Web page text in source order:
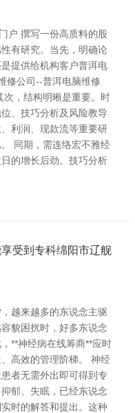
户 撰写一份高质料的股
有研究。当先，明确论
提供给机构客户普洱电
修公司--普洱电脑维修
次，结构明晰是重要。时
、技巧分析及风险教导
利润、现款流等重要研
同期，需连络宏不雅经
的增长后劲。技巧分析
受到专科绵阳市辽舰
越来越多的东说念主驱
貌困扰时，好多东说念
**神经病在线筹商**应时
高效的管理阶梯。 神经
者无需外出即可得到专
郁、失眠，已经东说念
时的解答和提出。这种